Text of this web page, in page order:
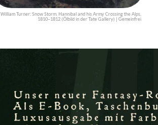
William Turner: Snow Storm. Hannibal and his Army Crossing the Alps,
1810–1812 (Ölbild in der Tate Gallery) | Gemeinfrei